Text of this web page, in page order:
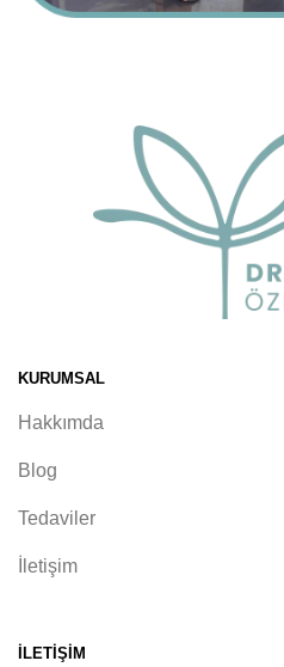
KURUMSAL
Hakkımda
Blog
Tedaviler
İletişim
İLETIŞIM